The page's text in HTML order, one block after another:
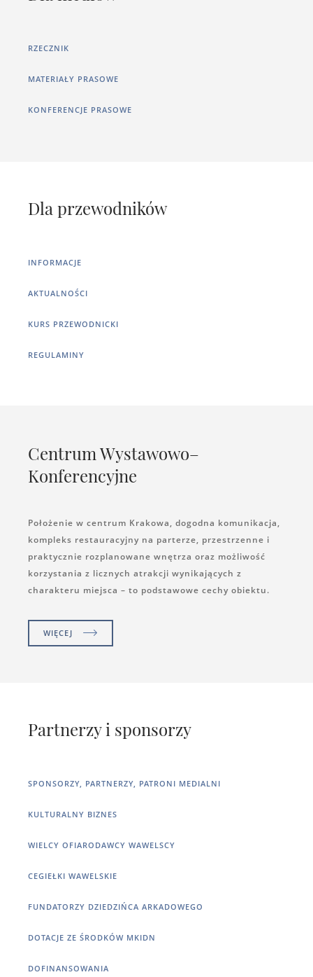
RZECZNIK
MATERIAŁY PRASOWE
KONFERENCJE PRASOWE
Dla przewodników
INFORMACJE
AKTUALNOŚCI
KURS PRZEWODNICKI
REGULAMINY
Centrum Wystawowo–
Konferencyjne
Położenie w centrum Krakowa, dogodna komunikacja,
kompleks restauracyjny na parterze, przestrzenne i
praktycznie rozplanowane wnętrza oraz możliwość
korzystania z licznych atrakcji wynikających z
charakteru miejsca – to podstawowe cechy obiektu.
WIĘCEJ
Partnerzy i sponsorzy
SPONSORZY, PARTNERZY, PATRONI MEDIALNI
KULTURALNY BIZNES
WIELCY OFIARODAWCY WAWELSCY
CEGIEŁKI WAWELSKIE
FUNDATORZY DZIEDZIŃCA ARKADOWEGO
DOTACJE ZE ŚRODKÓW MKIDN
DOFINANSOWANIA